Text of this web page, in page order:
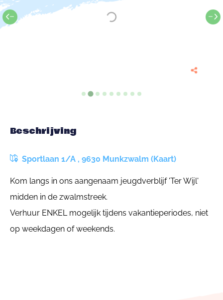
Beschrijving
Sportlaan 1/A , 9630 Munkzwalm (Kaart)
Kom langs in ons aangenaam jeugdverblijf 'Ter Wijl'
midden in de zwalmstreek.
Verhuur ENKEL mogelijk tijdens vakantieperiodes, niet
op weekdagen of weekends.